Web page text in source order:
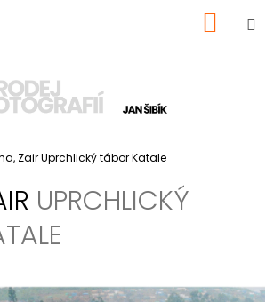
KOŠÍK
ZairUprchlický tábor Katale
UPRCHLICKÝ